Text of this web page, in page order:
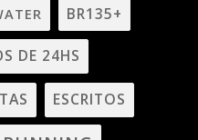
BR135+
DE 24HS
ESCRITOS